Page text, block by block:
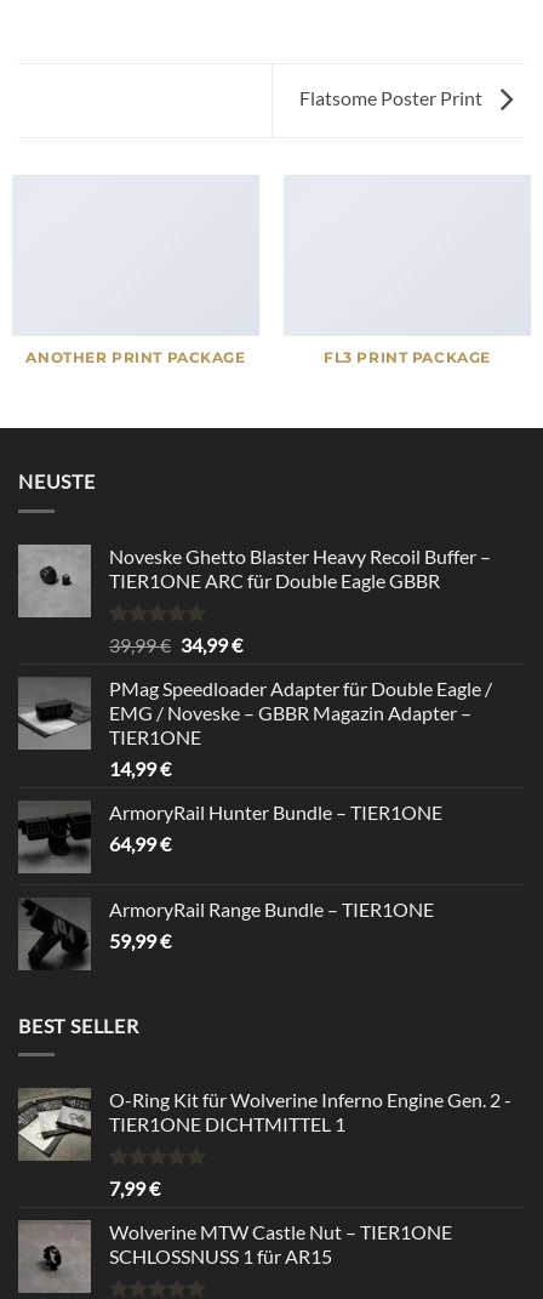
Flatsome Poster Print
ANOTHER PRINT PACKAGE FL3 PRINT PACKAGE
NEUSTE
Noveske Ghetto Blaster Heavy Recoil Buffer –
TIER1ONE ARC für Double Eagle GBBR
Bewertet
mit
von 5
39,99€ Ursprünglicher
war:
39,99 €
34,99€Aktueller
ist:
34,99 €.
PMag Speedloader Adapter für Double Eagle /
EMG / Noveske – GBBR Magazin Adapter –
TIER1ONE
14,99€
ArmoryRail Hunter Bundle – TIER1ONE
64,99€
ArmoryRail Range Bundle – TIER1ONE
59,99€
BEST SELLER
O-Ring Kit für Wolverine Inferno Engine Gen. 2 -
TIER1ONE DICHTMITTEL 1
Bewertet
mit
von 5
7,99€
Wolverine MTW Castle Nut – TIER1ONE
SCHLOSSNUSS 1 für AR15